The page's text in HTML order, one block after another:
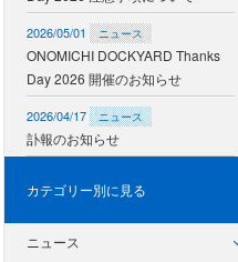
2026/05/01 ニュース
ONOMICHI DOCKYARD Thanks
Day 2026 開催のお知らせ
2026/04/17 ニュース
訃報のお知らせ
カテゴリー別に見る
ニュース